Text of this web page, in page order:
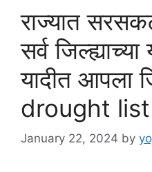
राज्यात
सर्व
यादीत आपला
drought list
January 22, 2024 by